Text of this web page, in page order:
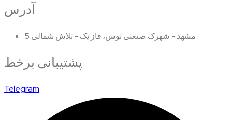
آدرس
مشهد - شهرک صنعتی توس، فاز یک - تلاش شمالی 5
پشتیبانی برخط
Telegram